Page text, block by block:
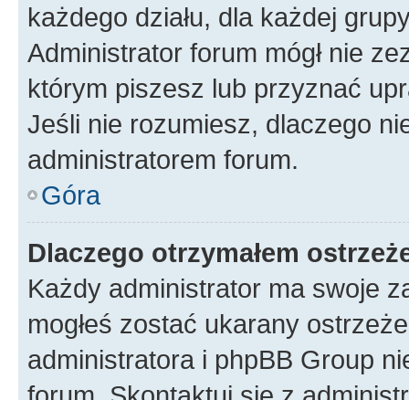
każdego działu, dla każdej
Administrator forum mógł nie
którym piszesz lub przyznać
Jeśli nie rozumiesz, dlaczego
administratorem forum.
Góra
Dlaczego otrzymałem
Każdy administrator ma swoje
mogłeś zostać ukarany
administratora i phpBB Group